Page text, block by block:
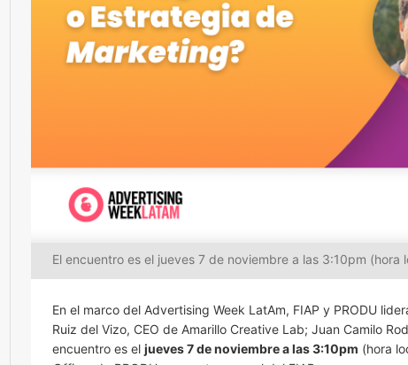
El encuentro es el jueves 7 de noviembre a las 3:10pm (hora
En el marco del Advertising Week LatAm, FIAP y PRODU
Ruiz del Vizo, CEO de Amarillo Creative Lab; Juan Camilo
encuentro es el jueves 7 de noviembre a las 3:10pm (hora